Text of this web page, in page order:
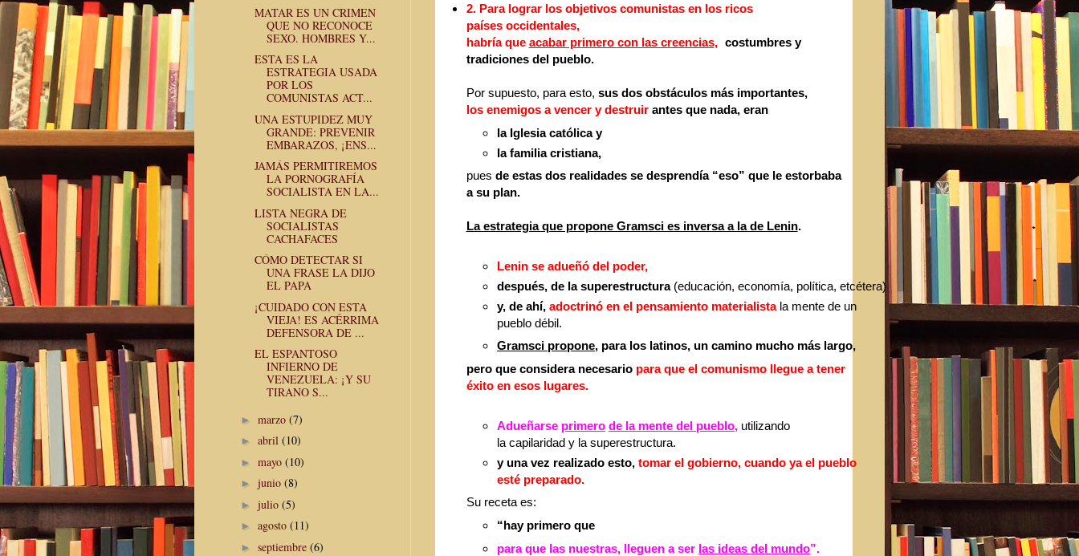
2. Para lograr los objetivos comunistas en los ricos
países occidentales,
habría que acabar primero con las creencias, costumbres y
tradiciones del pueblo.
Por supuesto, para esto, sus dos obstáculos más importantes,
los enemigos a vencer y destruir antes que nada, eran
la Iglesia católica y
la familia cristiana,
pues de estas dos realidades se desprendía “eso” que le estorbaba
a su plan.
La estrategia que propone Gramsci es inversa a la de Lenin.
Lenin se adueñó del poder,
después, de la superestructura(educación, economía, política, etcétera)
y, de ahí, adoctrinó en el pensamiento materialistala mente de un
pueblo débil.
Gramsci propone, para los latinos, un camino mucho más largo,
pero que considera necesario para que el comunismo llegue a tener
éxito en esos lugares.
Adueñarse primero de la mente del pueblo, utilizando
la capilaridad y la superestructura.
y una vez realizado esto, tomar el gobierno, cuando ya el pueblo
esté preparado.
Su receta es:
“hay primero que
para que las nuestras, lleguen a ser las ideas del mundo”.
MATAR ES UN CRIMEN
QUE NO RECONOCE
SEXO. HOMBRES Y...
ESTA ES LA
ESTRATEGIA USADA
POR LOS
COMUNISTAS ACT...
UNA ESTUPIDEZ MUY
GRANDE: PREVENIR
EMBARAZOS, ¡ENS...
JAMÁS PERMITIREMOS
LA PORNOGRAFÍA
SOCIALISTA EN LA...
LISTA NEGRA DE
SOCIALISTAS
CACHAFACES
CÓMO DETECTAR SI
UNA FRASE LA DIJO
EL PAPA
¡CUIDADO CON ESTA
VIEJA! ES ACÉRRIMA
DEFENSORA DE ...
EL ESPANTOSO
INFIERNO DE
VENEZUELA: ¡Y SU
TIRANO S...
► marzo (7)
► abril (10)
► mayo (10)
► junio (8)
► julio (5)
► agosto (11)
► septiembre (6)